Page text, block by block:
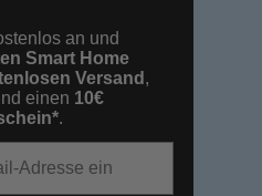
an und
Smart Home
Versand ,
einen 10€
.